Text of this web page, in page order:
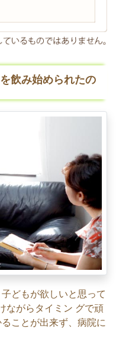
飲み始められたの
どもが欲しいと思って
ながらタイミン グで頑
ことが出来ず、病院に